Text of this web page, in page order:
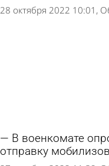
28 октября 2022 10:01
В военкомате
отправку